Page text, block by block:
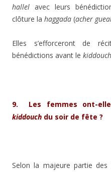
hallel avec leurs
clôture la haggada (acher
Elles s’efforceront de
bénédictions avant le kiddouch
9. Les femmes ont-
kiddouch du soir de fête ?
Selon la majeure partie